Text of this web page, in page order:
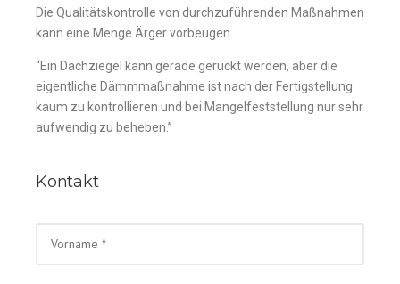
Die Qualitätskontrolle von durchzuführenden Maßnahmen
kann eine Menge Ärger vorbeugen.
“Ein Dachziegel kann gerade gerückt werden, aber die
eigentliche Dämmmaßnahme ist nach der Fertigstellung
kaum zu kontrollieren und bei Mangelfeststellung nur sehr
aufwendig zu beheben.”
Kontakt